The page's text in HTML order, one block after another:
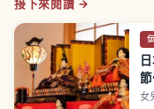
接下來閱讀 →
女